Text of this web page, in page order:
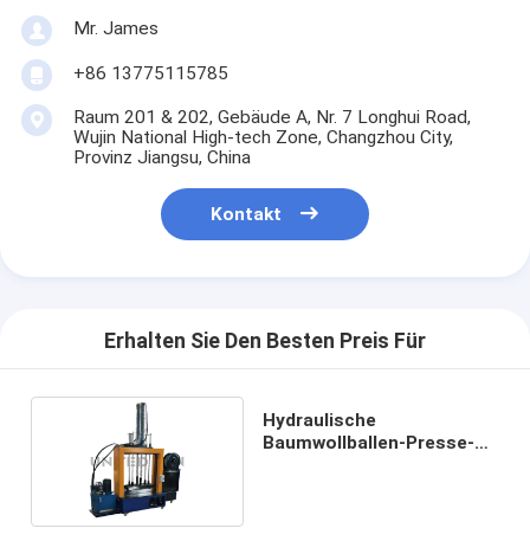
Mr. James
+86 13775115785
Raum 201 & 202, Gebäude A, Nr. 7 Longhui Road,
Wujin National High-tech Zone, Changzhou City,
Provinz Jiangsu, China
Kontakt
Erhalten Sie Den Besten Preis Für
Hydraulische
Baumwollballen-Presse-